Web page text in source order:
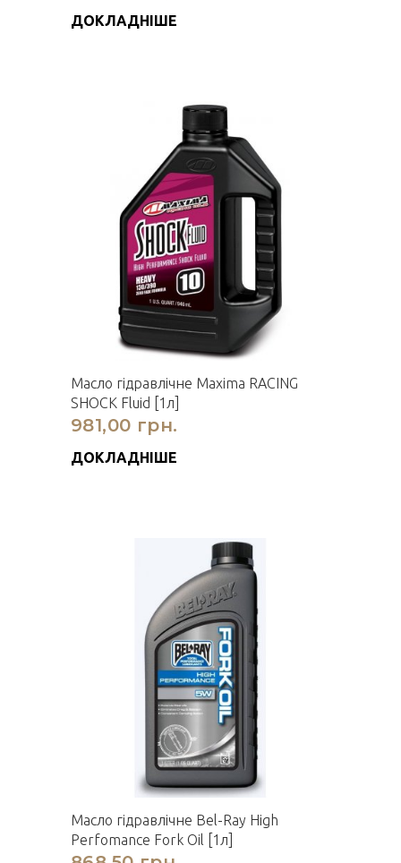
ДОКЛАДНІШЕ
Масло гідравлічне Maxima RACING
SHOCK Fluid [1л]
981,00 грн.
ДОКЛАДНІШЕ
Масло гідравлічне Bel-Ray High
Perfomance Fork Oil [1л]